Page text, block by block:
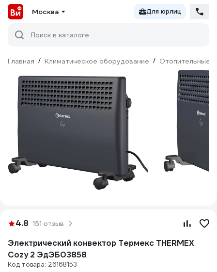
Москва Для юрлиц
Поиск в каталоге
Главная / Климатическое оборудование / Отопительные
4.8 151 отзыв
Электрический конвектор Термекс THERMEX
Cozy 2 ЭдЭБ03858
Код товара: 26168153